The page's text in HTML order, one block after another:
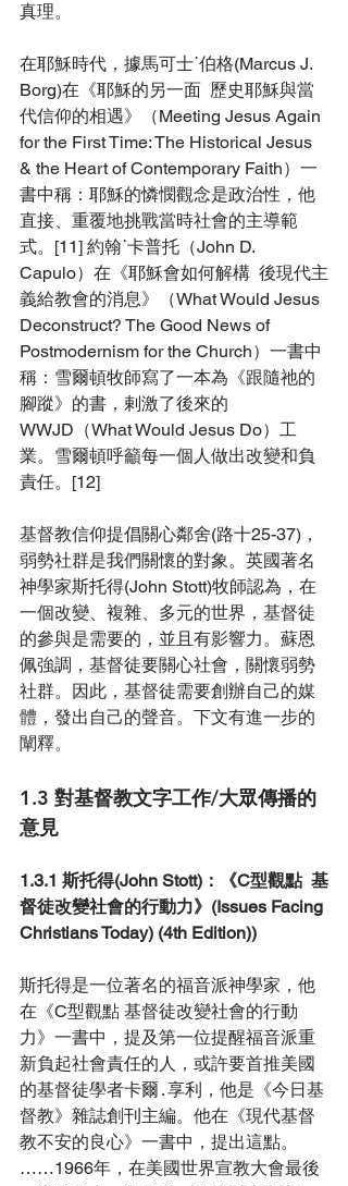
真理。
在耶穌時代，據馬可士˙伯格(Marcus J.
Borg)在《耶穌的另一面  歷史耶穌與當
代信仰的相遇》（Meeting Jesus Again
for the First Time: The Historical Jesus
& the Heart of Contemporary Faith）一
書中稱：耶穌的憐憫觀念是政治性，他
直接、重覆地挑戰當時社會的主導範
式。[11] 約翰˙卡普托（John D.
Capulo）在《耶穌會如何解構  後現代主
義給教會的消息》（What Would Jesus
Deconstruct? The Good News of
Postmodernism for the Church）一書中
稱：雪爾頓牧師寫了一本為《跟隨祂的
腳蹤》的書 ，剌激了後來的
WWJD（What Would Jesus Do）工
業。雪爾頓呼籲每一個人做出改變和負
責任。[12]
基督教信仰提倡關心鄰舍(路十25-37)，
弱勢社群是我們關懷的對象。 英國著名
神學家斯托得(John Stott)牧師認為，在
一個改變、複雜、多元的世界，基督徒
的參與是需要的，並且有影響力。蘇恩
佩強調，基督徒要關心社會，關懷弱勢
社群。
因此，基督徒需要創辦自己的媒
體，發出自己的聲音。下文有進一步的
闡釋。
1.3 對基督教文字工作/大眾傳播的
意見
1.3.1 斯托得(John Stott)：《C型觀點  基
督徒改變社會的行動力》(Issues Facing
Christians Today) (4th Edition))
斯托得是一位著名的福音派神學家，他
在《C型觀點 基督徒改變社會的行動
力》一書中，提及第一位提醒福音派重
新負起社會責任的人，或許要首推美國
的基督徒學者卡爾․享利，他是《今日基
督教》雜誌創刊主編。他在《現代基督
教不安的良心》一書中，提出這點。
……1966年，在美國世界宣教大會最後